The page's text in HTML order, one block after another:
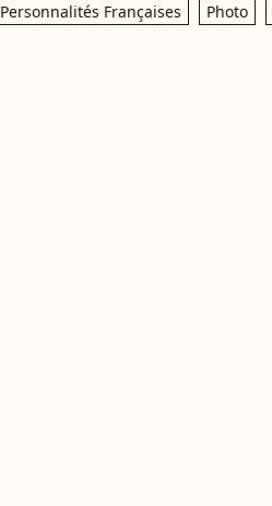
Personnalités Françaises Photo